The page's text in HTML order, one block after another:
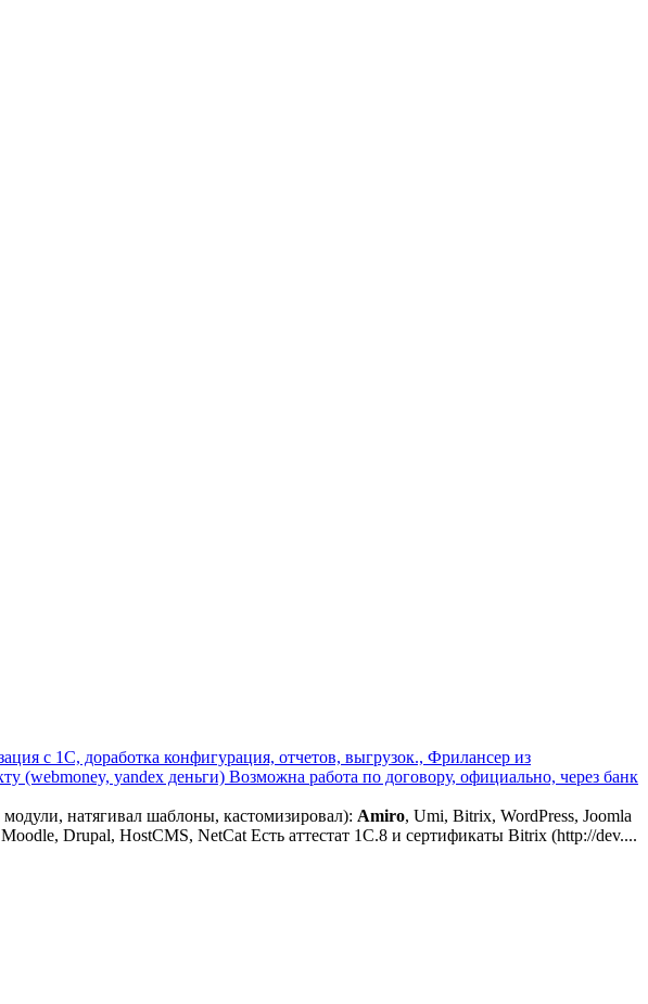
с 1C, доработка конфигурация, отчетов, выгрузок., Фрилансер из
(webmoney, yandex деньги) Возможна работа по договору, официально, через банк
натягивал шаблоны, кастомизировал): Amiro, Umi, Bitrix, WordPress, Joomla
Drupal, HostCMS, NetCat Есть аттестат 1C.8 и сертификаты Bitrix (http://dev....